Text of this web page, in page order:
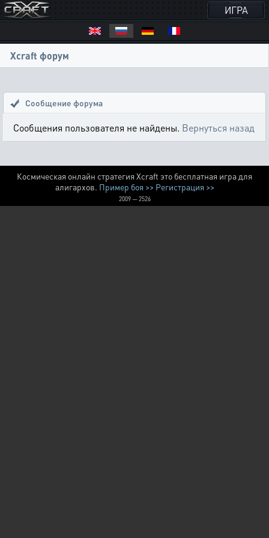
ИГРА
Xcraft форум
Сообщение форума
Сообщения пользователя не найдены. Вернуться назад
Космическая онлайн стратегия Xcraft это бесплатная игра для
алигархов. Пример боя >> Регистрация >>
2009 — 2526